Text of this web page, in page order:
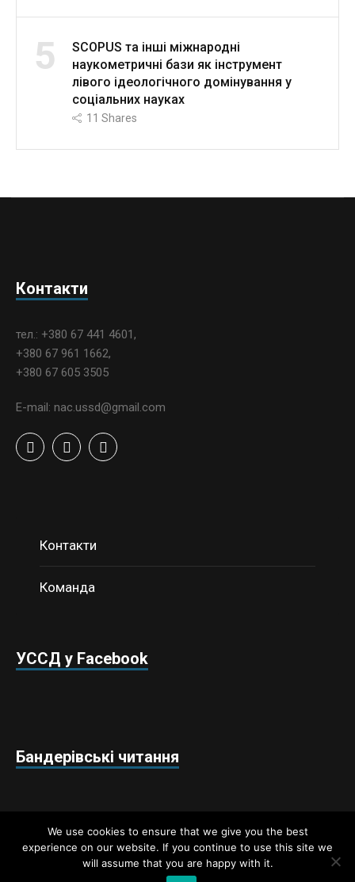
5
SCOPUS та інші міжнародні
наукометричні бази як інструмент
лівого ідеологічного домінування у
соціальних науках
11 Shares
Контакти
тел.: +380 67 441 4601,
+380 67 961 1662,
+380 67 605 3505
E-mail: nac.ussd@gmail.com
Контакти
Команда
УССД у Facebook
Бандерівські читання
Недержавний аналітичний центр «Українські студії
We use cookies to ensure that we give you the best
experience on our website. If you continue to use this site we
will assume that you are happy with it.